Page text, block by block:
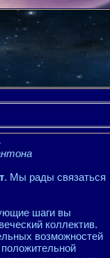
. Мы рады связаться
шаги вы
коллектив.
возможностей